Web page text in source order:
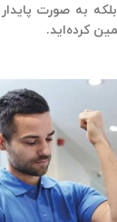
به صورت
کرده‌اید.